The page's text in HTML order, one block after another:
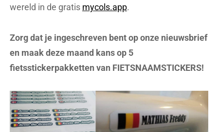
wereld in de gratis mycols.app.
Zorg dat je ingeschreven bent op onze nieuwsbrief
en maak deze maand kans op 5
fietsstickerpakketten van FIETSNAAMSTICKERS!